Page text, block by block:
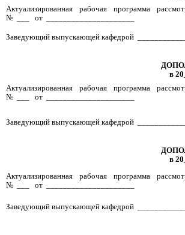
Актуализированная рабочая программа
№ ___ от _____________________
Заведующий выпускающей кафедрой
в
Актуализированная рабочая программа
№ ___ от _____________________
Заведующий выпускающей кафедрой
Актуализированная рабочая программа
№ ___ от _____________________
в
Заведующий выпускающей кафедрой